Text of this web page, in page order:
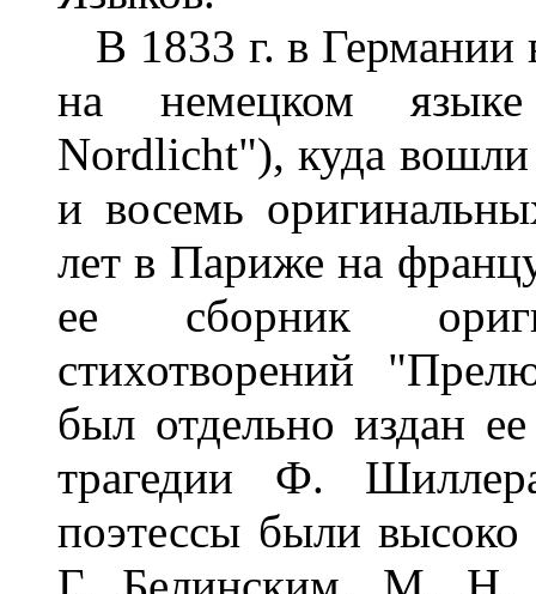
В 1833 г. в
на немецком
Nordlicht"), куда вошли
и восемь
лет в Париже на
ее сборник
стихотворений
был отдельно издан
трагедии Ф.
поэтессы были